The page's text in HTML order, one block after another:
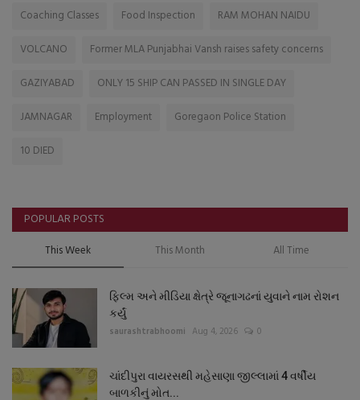
Coaching Classes
Food Inspection
RAM MOHAN NAIDU
VOLCANO
Former MLA Punjabhai Vansh raises safety concerns
GAZIYABAD
ONLY 15 SHIP CAN PASSED IN SINGLE DAY
JAMNAGAR
Employment
Goregaon Police Station
10 DIED
POPULAR POSTS
This Week This Month All Time
ફિલ્મ અને મીડિયા ક્ષેત્રે જૂનાગઢનાં યુવાને નામ રોશન
કર્યું
saurashtrabhoomi Aug 4, 2026 0
ચાંદીપુરા વાયરસથી મહેસાણા જીલ્લામાં 4 વર્ષીય
બાળકીનું મોત...